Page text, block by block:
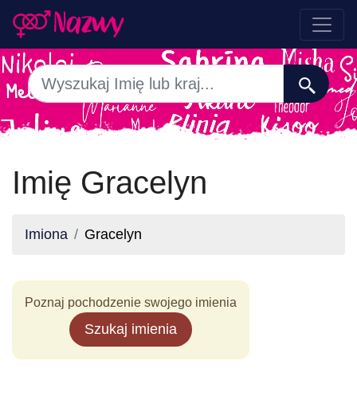
Imię Gracelyn
Imiona Gracelyn
Poznaj pochodzenie swojego imienia
Szukaj imienia